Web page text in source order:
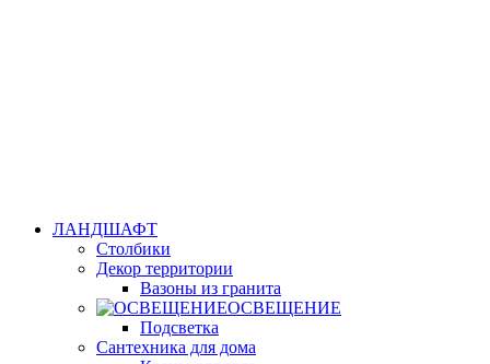
ЛАНДШАФТ
Столбики
Декор территории
Вазоны из гранита
ОСВЕЩЕНИЕ
Подсветка
Сантехника для дома